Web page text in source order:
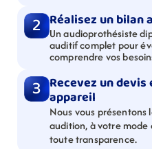
2 Réalisez un
Un audioprothésiste
auditif complet pour
comprendre vos
3 Recevez un
appareil
Nous vous présentons
audition, à votre
toute transparence.